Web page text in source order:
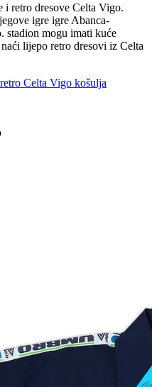
i retro dresove Celta Vigo.
igre igre Abanca-
stadion mogu imati kuće
lijepo retro dresovi iz Celta
Celta Vigo košulja